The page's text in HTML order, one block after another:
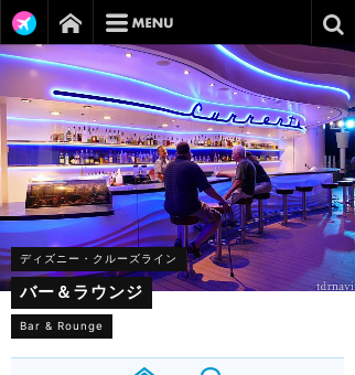
ディズニー・クルーズライン
バー＆ラウンジ
Bar & Rounge